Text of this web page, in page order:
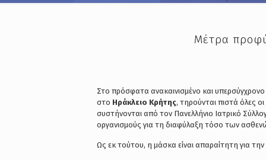
Μέτρα
Στο πρόσφατα ανακαινισμένο και υπερσύγχρονο
στο Ηράκλειο Κρήτης, τηρούνται πιστά όλες
συστήνονται από τον Πανελλήνιο Ιατρικό
οργανισμούς για τη διαφύλαξη τόσο των
Ως εκ τούτου, η μάσκα είναι απαραίτητη για